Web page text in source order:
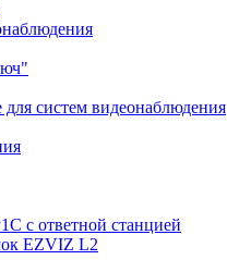
систем видеонаблюдения
с ответной станцией
EZVIZ L2